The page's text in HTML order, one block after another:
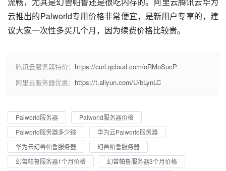
云推出的Palworld专用价格非常便宜，是新用户专享的，建
议大家一次性多买几个月，因为续费价格比较贵。
腾讯云服务器特价： https://curl.qcloud.com/oRMoSucP
阿里云服务器优惠： https://t.aliyun.com/U/bLynLC
Palworld服务器
Palworld服务器价格
Palworld服务器多少钱
华为云Palworld服务器
华为云幻兽帕鲁服务器
幻兽帕鲁服务器
幻兽帕鲁服务器1个月价格
幻兽帕鲁服务器3个月价格